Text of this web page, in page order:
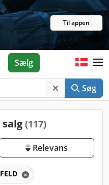
Til appen
Søg
Sælg
(117)
Relevans